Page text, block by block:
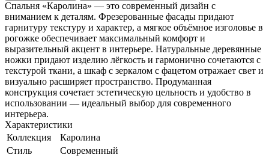
Спальня «Каролина» — это современный дизайн с
вниманием к деталям. Фрезерованные фасады придают
гарнитуру текстуру и характер, а мягкое объёмное изголовье в
рогожке обеспечивает максимальный комфорт и
выразительный акцент в интерьере. Натуральные деревянные
ножки придают изделию лёгкость и гармонично сочетаются с
текстурой ткани, а шкаф с зеркалом с фацетом отражает свет и
визуально расширяет пространство. Продуманная
конструкция сочетает эстетическую цельность и удобство в
использовании — идеальный выбор для современного
интерьера.
Характеристики
Коллекция
Каролина
Стиль
Современный